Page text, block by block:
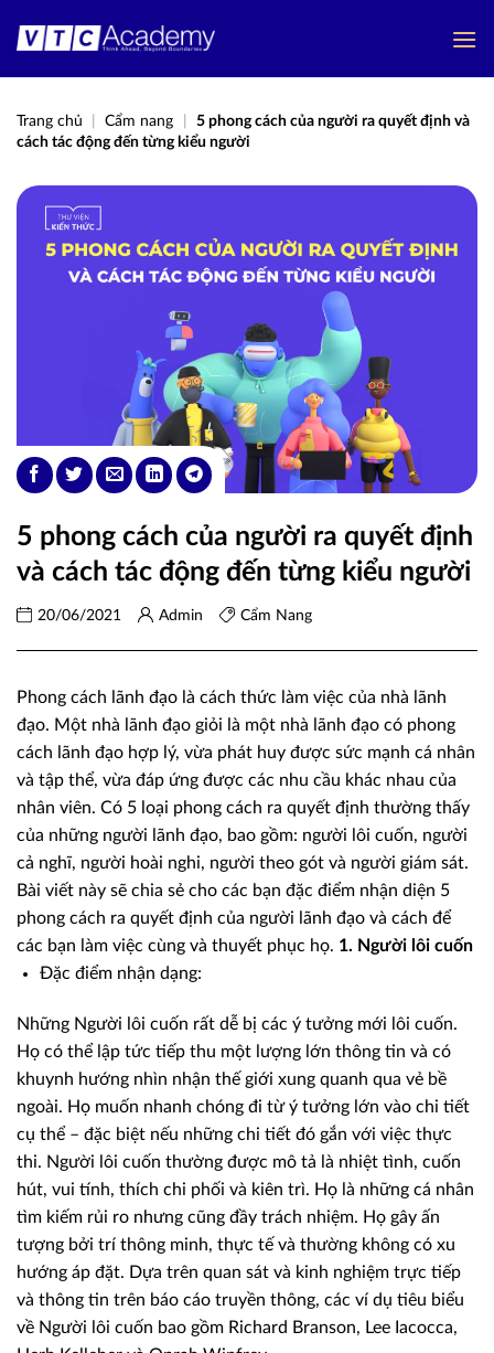
qua
Trang chủ Cẩm nang
5 phong cách của người ra quyết định và
cách tác động đến từng kiểu người
5 phong cách của người ra quyết định
và cách tác động đến từng kiểu người
20/06/2021 Admin Cẩm Nang
Phong cách lãnh đạo là cách thức làm việc của nhà lãnh
đạo. Một nhà lãnh đạo giỏi là một nhà lãnh đạo có phong
cách lãnh đạo hợp lý, vừa phát huy được sức mạnh cá nhân
và tập thể, vừa đáp ứng được các nhu cầu khác nhau của
nhân viên. Có 5 loại phong cách ra quyết định thường thấy
của những người lãnh đạo, bao gồm: người lôi cuốn, người
cả nghĩ, người hoài nghi, người theo gót và người giám sát.
Bài viết này sẽ chia sẻ cho các bạn đặc điểm nhận diện 5
phong cách ra quyết định của người lãnh đạo và cách để
các bạn làm việc cùng và thuyết phục họ. 1. Người lôi cuốn
Đặc điểm nhận dạng:
Những Người lôi cuốn rất dễ bị các ý tưởng mới lôi cuốn.
Họ có thể lập tức tiếp thu một lượng lớn thông tin và có
khuynh hướng nhìn nhận thế giới xung quanh qua vẻ bề
ngoài. Họ muốn nhanh chóng đi từ ý tưởng lớn vào chi tiết
cụ thể – đặc biệt nếu những chi tiết đó gắn với việc thực
thi. Người lôi cuốn thường được mô tả là nhiệt tình, cuốn
hút, vui tính, thích chi phối và kiên trì. Họ là những cá nhân
tìm kiếm rủi ro nhưng cũng đầy trách nhiệm. Họ gây ấn
tượng bởi trí thông minh, thực tế và thường không có xu
hướng áp đặt. Dựa trên quan sát và kinh nghiệm trực tiếp
và thông tin trên báo cáo truyền thông, các ví dụ tiêu biểu
về Người lôi cuốn bao gồm Richard Branson, Lee Iacocca,